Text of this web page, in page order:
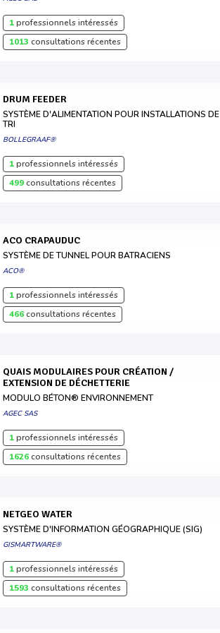
1professionnels intéressés
1013 consultations récentes
DRUM FEEDER
SYSTÈME D'ALIMENTATION POUR INSTALLATIONS DE
TRI
BOLLEGRAAF®
1professionnels intéressés
499consultations récentes
ACO CRAPAUDUC
SYSTÈME DE TUNNEL POUR BATRACIENS
ACO®
1professionnels intéressés
466consultations récentes
QUAIS MODULAIRES POUR CRÉATION /
EXTENSION DE DÉCHETTERIE
MODULO BÉTON® ENVIRONNEMENT
AGEC SAS
1professionnels intéressés
1626consultations récentes
NETGEO WATER
SYSTÈME D'INFORMATION GÉOGRAPHIQUE (SIG)
GISMARTWARE®
1professionnels intéressés
1593 consultations récentes